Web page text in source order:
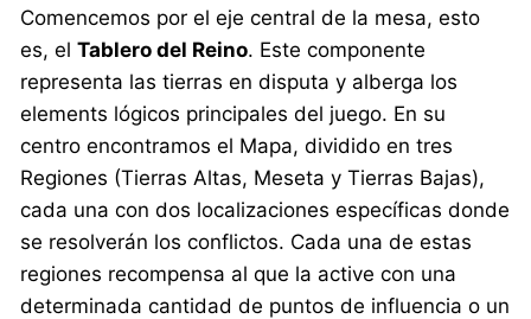
Comencemos por el eje central de la mesa, esto
es, elTablero del Reino. Este componente
representa las tierras en disputa y alberga los
elements lógicos principales del juego. En su
centro encontramos el Mapa, dividido en tres
Regiones (Tierras Altas, Meseta y Tierras Bajas),
cada una con dos localizaciones específicas donde
se resolverán los conflictos. Cada una de estas
regiones recompensa al que la active con una
determinada cantidad de puntos de influencia o un